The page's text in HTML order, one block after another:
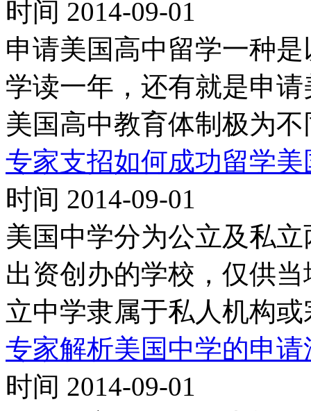
时间 2014-09-01
申请美国高中留学一种
学读一年，还有就是申
美国高中教育体制极为
专家支招如何成功留学美
时间 2014-09-01
美国中学分为公立及私
出资创办的学校，仅供
立中学隶属于私人机构
专家解析美国中学的申请
时间 2014-09-01